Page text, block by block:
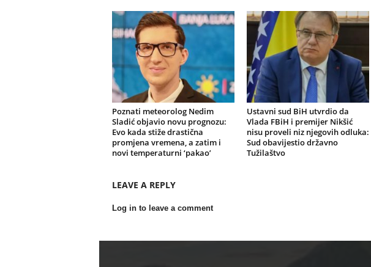
Poznati meteorolog Nedim
Sladić objavio novu prognozu:
Evo kada stiže drastična
promjena vremena, a zatim i
novi temperaturni ‘pakao’
Ustavni sud BiH utvrdio da
Vlada FBiH i premijer Nikšić
nisu proveli niz njegovih odluka:
Sud obavijestio državno
Tužilaštvo
LEAVE A REPLY
Log in to leave a comment